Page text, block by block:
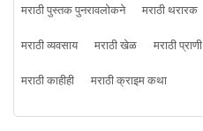
मराठी पुस्तक पुनरावलोकने
मराठी थरारक
मराठी व्यवसाय
मराठी खेळ मराठी प्राणी
मराठी काहीही
मराठी क्राइम कथा